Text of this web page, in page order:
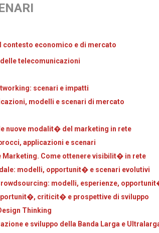
contesto economico e di mercato
telecomunicazioni
scenari e impatti
modelli e scenari di mercato
nuove modalit� del marketing in rete
applicazioni e scenari
Marketing. Come ottenere visibilit� in rete
modelli, opportunit� e scenari evolutivi
modelli, esperienze,
criticit� e prospettive di sviluppo
Thinking
e sviluppo della Banda Larga e